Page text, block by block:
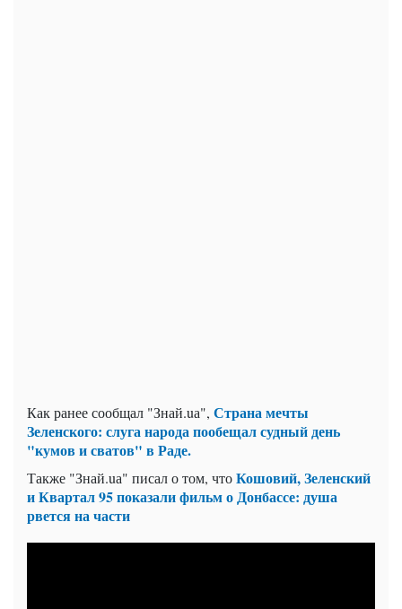
Как ранее сообщал "Знай.uа", Страна мечты
Зеленского: слуга народа пообещал судный день
"кумов и сватов" в Раде.
Также "Знай.uа" писал о том, чтоКошовий, Зеленский
и Квартал 95 показали фильм о Донбассе: душа
рвется на части